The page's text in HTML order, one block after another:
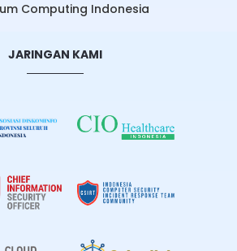
Computing Indonesia
JARINGAN KAMI